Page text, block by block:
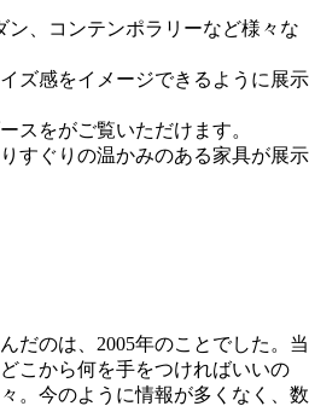
ン、コンテンポラリーなど様々な
ズ感をイメージできるように展示
スをがご覧いただけます。
すぐりの温かみのある家具が展示
だのは、2005年のことでした。当
こから何を手をつければいいの
。今のように情報が多くなく、数